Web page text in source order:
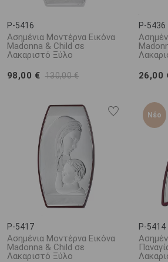
P-5416
Ασημένια Μοντέρνα Εικόνα
Madonna & Child σε
Λακαριστό Ξύλο
98,00 € 130,00 €
P-5436
26,00
P-5417
Ασημένια Μοντέρνα Εικόνα
Madonna & Child σε
Λακαριστό Ξύλο
Νέο
P-5414